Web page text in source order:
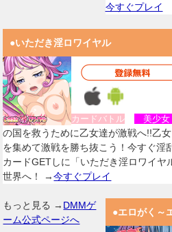
今すぐプレイ
●いただき淫ロワイヤル
カードバトル 美少
の国を救うために乙女達が激戦へ!!乙
を集めて激戦を勝ち抜こう！今すぐ淫
カードGETしに「いただき淫ロワイヤ
世界へ！ →今すぐプレイ
●エロがく～
もっと見る → DMMゲ
ーム公式ページへ